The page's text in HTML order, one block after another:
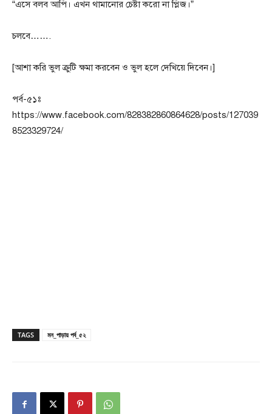
“এসে বলব আপি। এখন থামানোর চেষ্টা করো না প্লিজ।”
চলবে…….
[আশা করি ভুল ক্রুটি ক্ষমা করবেন ও ভুল হলে দেখিয়ে দিবেন।]
পর্ব-৫১ঃ
https://www.facebook.com/828382860864628/posts/127039
8523329724/
TAGS মন_পাড়ায় পর্ব_৫২